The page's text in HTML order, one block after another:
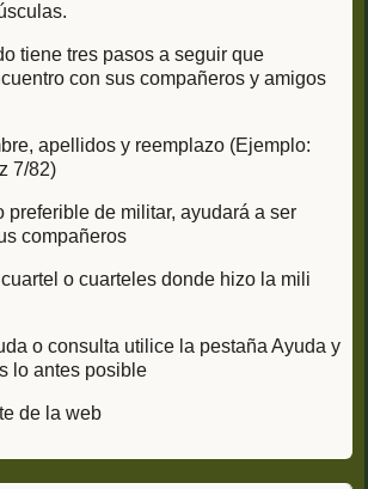
tiene tres pasos a seguir que
con sus compañeros y amigos
apellidos y reemplazo (Ejemplo:
7/82)
preferible de militar, ayudará a ser
compañeros
o cuarteles donde hizo la mili
o consulta utilice la pestaña Ayuda y
lo antes posible
de la web